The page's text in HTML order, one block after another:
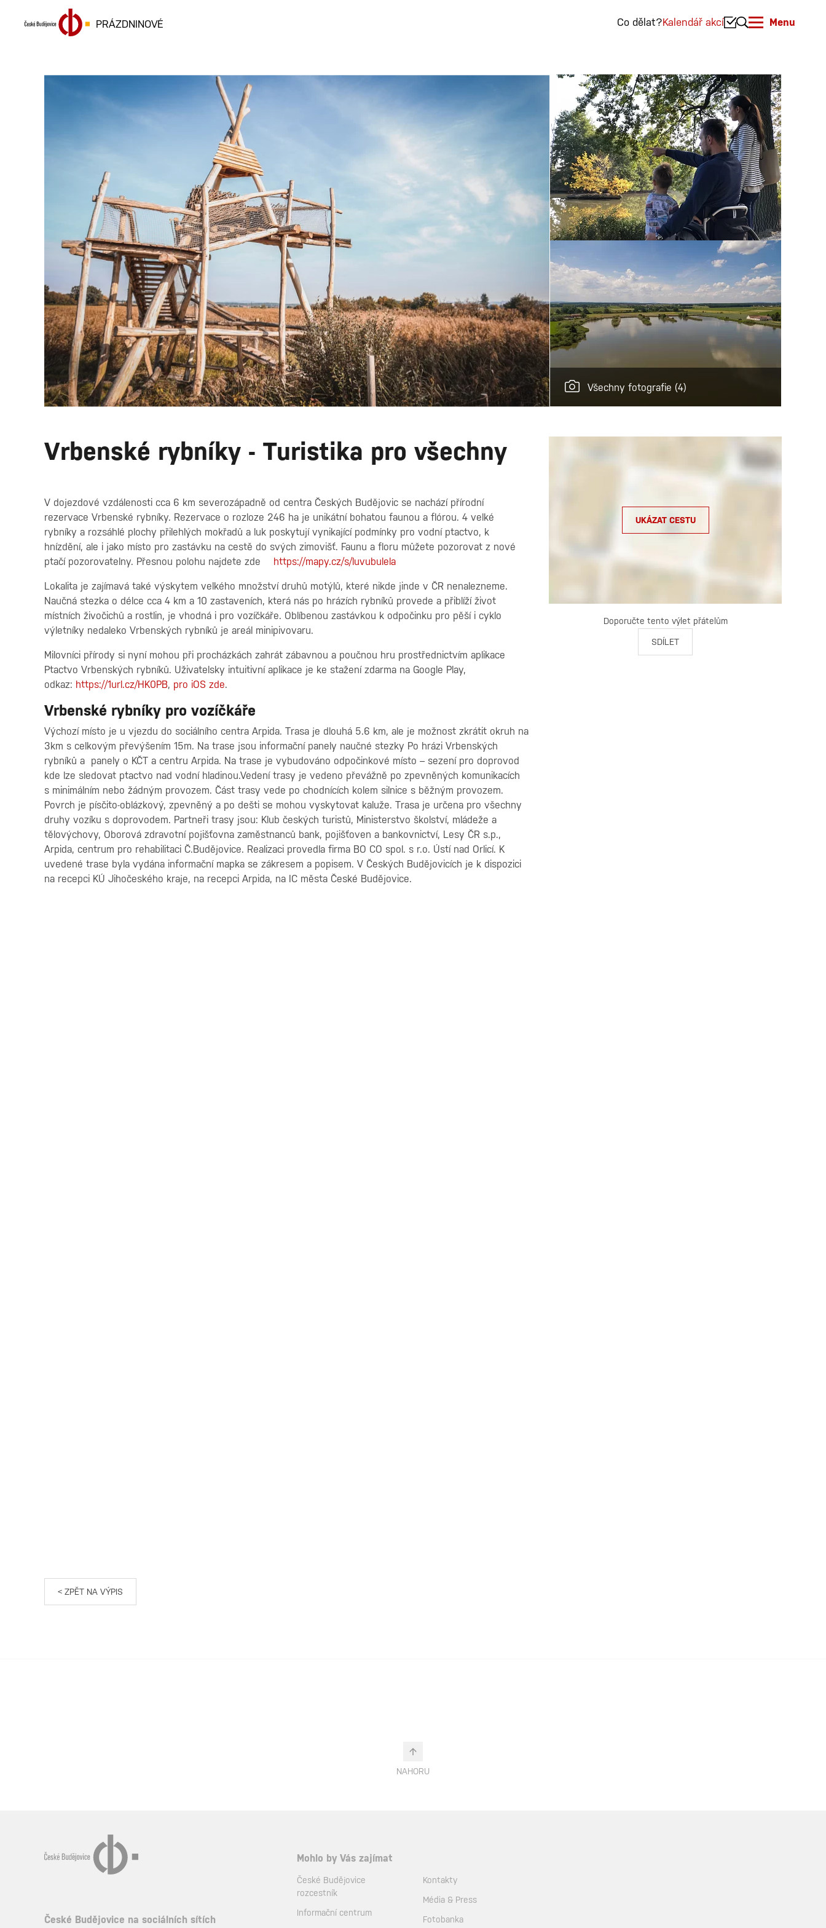
PRÁZDNINOVÉ Co dělat?Kalendář akcí Menu
Všechny fotografie (4)
Vrbenské rybníky - Turistika pro všechny
V dojezdové vzdálenosti cca 6 km severozápadně od centra Českých Budějovic se nachází přírodní
rezervace Vrbenské rybníky. Rezervace o rozloze 246 ha je unikátní bohatou faunou a flórou. 4 velké
rybníky a rozsáhlé plochy přilehlých mokřadů a luk poskytují vynikající podmínky pro vodní ptactvo, k
hnízdění, ale i jako místo pro zastávku na cestě do svých zimovišť. Faunu a floru můžete pozorovat z nové
ptačí pozorovatelny. Přesnou polohu najdete zde
https://mapy.cz/s/luvubulela
Lokalita je zajímavá také výskytem velkého množství druhů motýlů, které nikde jinde v ČR nenalezneme.
Naučná stezka o délce cca 4 km a 10 zastaveních, která nás po hrázích rybníků provede a přiblíží život
místních živočichů a rostlin, je vhodná i pro vozíčkáře. Oblíbenou zastávkou k odpočinku pro pěší i cyklo
výletníky nedaleko Vrbenských rybníků je areál minipivovaru.
Milovníci přírody si nyní mohou při procházkách zahrát zábavnou a poučnou hru prostřednictvím aplikace
Ptactvo Vrbenských rybníků. Uživatelsky intuitivní aplikace je ke stažení zdarma na Google Play,
odkaz: https://1url.cz/HK0PB, pro iOS zde.
Vrbenské rybníky pro vozíčkáře
Výchozí místo je u vjezdu do sociálního centra Arpida. Trasa je dlouhá 5.6 km, ale je možnost zkrátit okruh na
3km s celkovým převýšením 15m. Na trase jsou informační panely naučné stezky Po hrázi Vrbenských
rybníků a panely o KČT a centru Arpida. Na trase je vybudováno odpočinkové místo – sezení pro doprovod
kde lze sledovat ptactvo nad vodní hladinou.Vedení trasy je vedeno převážně po zpevněných komunikacích
s minimálním nebo žádným provozem. Část trasy vede po chodnících kolem silnice s běžným provozem.
Povrch je písčito-oblázkový, zpevněný a po dešti se mohou vyskytovat kaluže. Trasa je určena pro všechny
druhy vozíku s doprovodem. Partneři trasy jsou: Klub českých turistů, Ministerstvo školství, mládeže a
tělovýchovy, Oborová zdravotní pojišťovna zaměstnanců bank, pojišťoven a bankovnictví, Lesy ČR s.p.,
Arpida, centrum pro rehabilitaci Č.Budějovice. Realizaci provedla firma BO CO spol. s r.o. Ústí nad Orlicí. K
uvedené trase byla vydána informační mapka se zákresem a popisem. V Českých Budějovicích je k dispozici
na recepci KÚ Jihočeského kraje, na recepci Arpida, na IC města České Budějovice.
< ZPĚT NA VÝPIS
UKÁZAT CESTU
Doporučte tento výlet přátelům
SDÍLET
NAHORU
České Budějovice na sociálních sítích
Mohlo by Vás zajímat
České Budějovice
rozcestník
Informační centrum
Kontakty
Média & Press
Fotobanka